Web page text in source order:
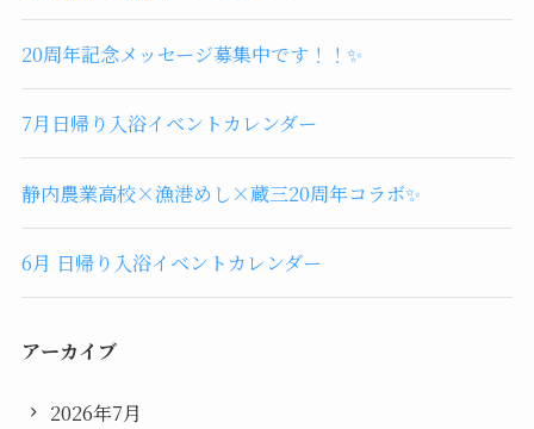
20周年記念メッセージ募集中です！！✨
7月日帰り入浴イベントカレンダー
静内農業高校×漁港めし×蔵三20周年コラボ✨
6月 日帰り入浴イベントカレンダー
アーカイブ
2026年7月